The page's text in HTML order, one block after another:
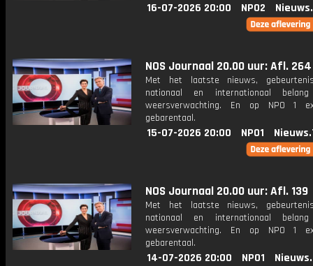
16-07-2026 20:00 NPO2
NOS Journaal 20.00 uur: Afl. 264
Met het laatste nieuws,
nationaal en internationaal
weersverwachting. En op NPO 1
gebarentaal.
15-07-2026 20:00 NPO1
NOS Journaal 20.00 uur: Afl. 139
Met het laatste nieuws,
nationaal en internationaal
weersverwachting. En op NPO 1
gebarentaal.
14-07-2026 20:00 NPO1